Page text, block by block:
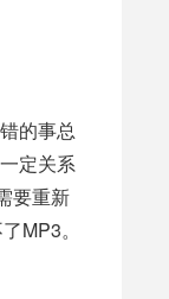
的事总
定关系
要重新
MP3。